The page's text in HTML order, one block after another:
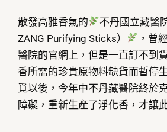
散發高雅香氣的
不丹國立藏醫
ZANG Purifying Sticks）
，曾
醫院的官網上，但是一直訂不到
香所需的珍貴原物料缺貨而暫停
覓以後，今年中不丹藏醫院終於
障礙，重新生產了淨化香，才讓